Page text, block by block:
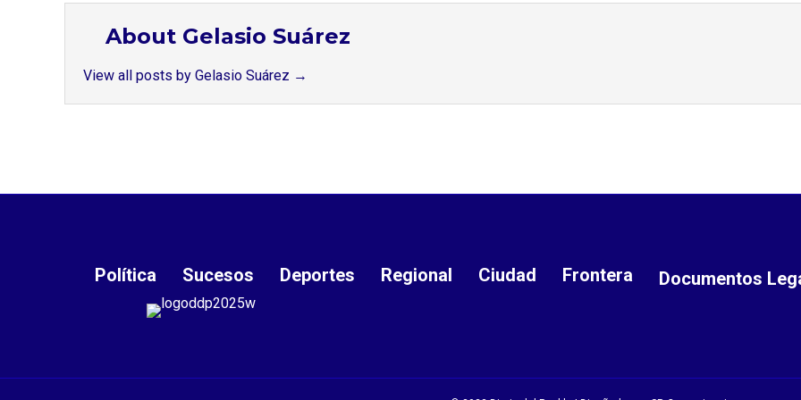
About Gelasio Suárez
View all posts by Gelasio Suárez →
Política Sucesos Deportes Regional Ciudad Frontera Documentos